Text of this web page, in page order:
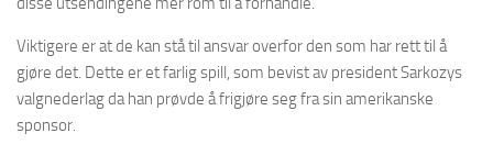
Viktigere er at de kan stå til ansvar overfor den som har rett til å
gjøre det. Dette er et farlig spill, som bevist av president Sarkozys
valgnederlag da han prøvde å frigjøre seg fra sin amerikanske
sponsor.